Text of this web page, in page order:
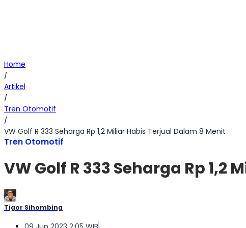
Home
/
Artikel
/
Tren Otomotif
/
VW Golf R 333 Seharga Rp 1,2 Miliar Habis Terjual Dalam 8 Menit
Tren Otomotif
VW Golf R 333 Seharga Rp
Tigor Sihombing